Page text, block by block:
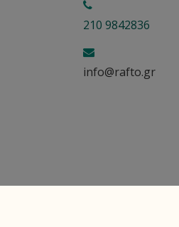
210 9842836
info@rafto.gr